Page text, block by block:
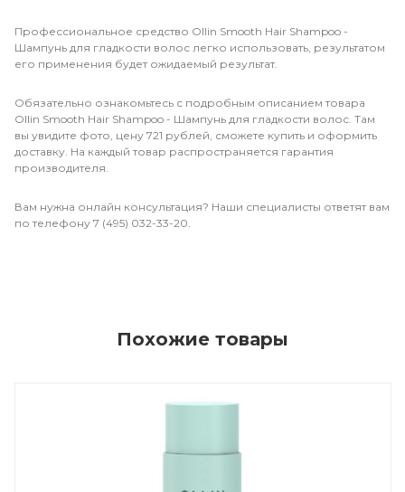
Профессиональное средство Ollin Smooth Hair Shampoo -
Шампунь для гладкости волос легко использовать, результатом
его применения будет ожидаемый результат.
Обязательно ознакомьтесь с подробным описанием товара
Ollin Smooth Hair Shampoo - Шампунь для гладкости волос. Там
вы увидите фото, цену 721 рублей, сможете купить и оформить
доставку. На каждый товар распространяется гарантия
производителя.
Вам нужна онлайн консультация? Наши специалисты ответят вам
по телефону 7 (495) 032-33-20.
Похожие товары